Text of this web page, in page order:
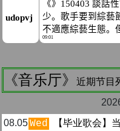
《音乐厅》
近期节目
08.05Wed 【毕业歌会】当